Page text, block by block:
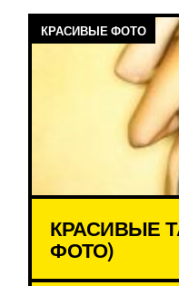
КРАСИВЫЕ ФОТО
КРАСИВЫЕ
ФОТО)